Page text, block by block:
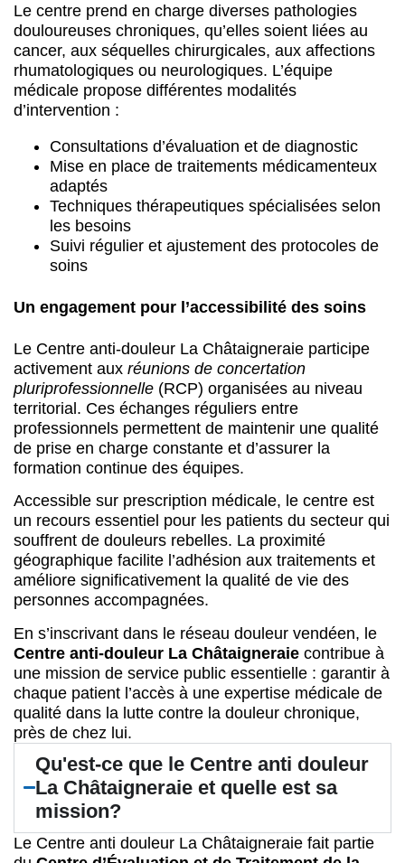
Le centre prend en charge diverses pathologies
douloureuses chroniques, qu’elles soient liées au
cancer, aux séquelles chirurgicales, aux affections
rhumatologiques ou neurologiques. L’équipe
médicale propose différentes modalités
d’intervention :
Consultations d’évaluation et de diagnostic
Mise en place de traitements médicamenteux
adaptés
Techniques thérapeutiques spécialisées selon
les besoins
Suivi régulier et ajustement des protocoles de
soins
Un engagement pour l’accessibilité des soins
Le Centre anti-douleur La Châtaigneraie participe
activement aux réunions de concertation
pluriprofessionnelle (RCP) organisées au niveau
territorial. Ces échanges réguliers entre
professionnels permettent de maintenir une qualité
de prise en charge constante et d’assurer la
formation continue des équipes.
Accessible sur prescription médicale, le centre est
un recours essentiel pour les patients du secteur qui
souffrent de douleurs rebelles. La proximité
géographique facilite l’adhésion aux traitements et
améliore significativement la qualité de vie des
personnes accompagnées.
En s’inscrivant dans le réseau douleur vendéen, le
Centre anti-douleur La Châtaigneraie contribue à
une mission de service public essentielle : garantir à
chaque patient l’accès à une expertise médicale de
qualité dans la lutte contre la douleur chronique,
près de chez lui.
Qu'est-ce que le Centre anti douleur
La Châtaigneraie et quelle est sa
mission?
Le Centre anti douleur La Châtaigneraie fait partie